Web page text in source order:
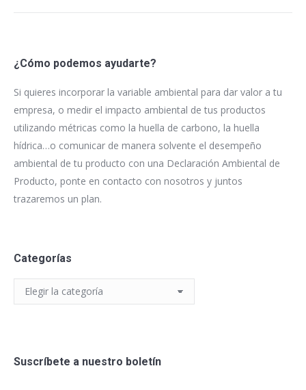
¿Cómo podemos ayudarte?
Si quieres incorporar la variable ambiental para dar valor a tu
empresa, o medir el impacto ambiental de tus productos
utilizando métricas como la huella de carbono, la huella
hídrica…o comunicar de manera solvente el desempeño
ambiental de tu producto con una Declaración Ambiental de
Producto, ponte en contacto con nosotros y juntos
trazaremos un plan.
Categorías
Categorías
Suscríbete a nuestro boletín